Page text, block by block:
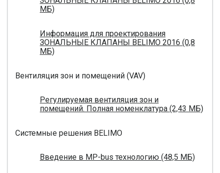
МБ)
Информация для проектирования
ЗОНАЛЬНЫЕ КЛАПАНЫ BELIMO 2016 (0,8
МБ)
Вентиляция зон и помещений (VAV)
Регулируемая вентиляция зон и
помещений. Полная номенклатура (2,43 МБ)
Системные решения BELIMO
Введение в MP-bus технологию (48,5 МБ)